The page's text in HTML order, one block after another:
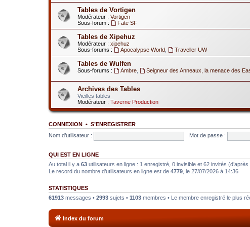
Tables de Vortigen
Modérateur : Vortigen
Sous-forum :
Fate SF
Tables de Xipehuz
Modérateur : xipehuz
Sous-forums :
Apocalypse World, Traveller UW
Tables de Wulfen
Sous-forums : Ambre, Seigneur des Anneaux, la menace des
Archives des Tables
Vieilles tables
Modérateur : Taverne Production
CONNEXION • S’ENREGISTRER
Nom d’utilisateur :
Mot de passe :
QUI EST EN LIGNE
Au total il y a 63 utilisateurs en ligne : 1 enregistré, 0 invisible et 62 invités
Le record du nombre d’utilisateurs en ligne est de 4779 , le 27/07/2026 à 14:36
STATISTIQUES
61913 messages • 2993 sujets • 1103 membres • Le membre enregistré le plus
Index du forum